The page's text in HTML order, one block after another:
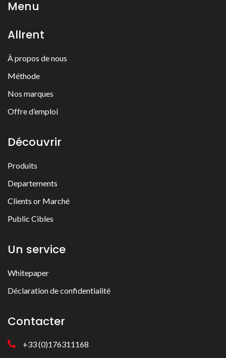
Menu
Allrent
À propos de nous
Méthode
Nos marques
Offre d’emploi
Découvrir
Produits
Departements
Clients or Marché
Public Cibles
Un service
Whitepaper
Déclaration de confidentialité
Contacter
+33 (0)176311168